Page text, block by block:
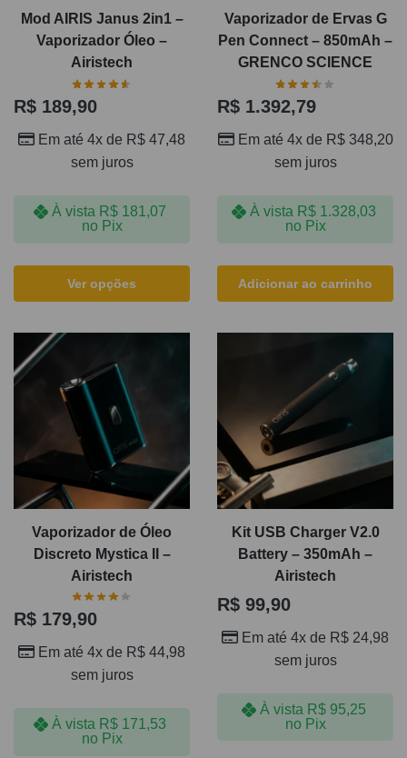
Mod AIRIS Janus 2in1 –
Vaporizador Óleo –
Airistech
R$ 189,90
Em até 4x de R$ 47,48
sem juros
À vista R$ 181,07
no Pix
Ver opções
Vaporizador de Ervas G
Pen Connect – 850mAh –
GRENCO SCIENCE
R$ 1.392,79
Em até 4x de R$348,20
sem juros
À vista R$1.328,03
no Pix
Adicionar ao carrinho
Vaporizador de Óleo
Discreto Mystica II –
Airistech
R$ 179,90
Em até 4x de R$ 44,98
sem juros
À vista R$ 171,53
no Pix
Kit USB Charger V2.0
Battery – 350mAh –
Airistech
R$ 99,90
Em até 4x de R$ 24,98
sem juros
À vista R$95,25
no Pix